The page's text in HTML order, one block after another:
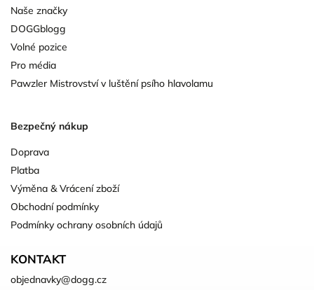
Naše značky
DOGGblogg
Volné pozice
Pro média
Pawzler Mistrovství v luštění psího hlavolamu
Bezpečný nákup
Doprava
Platba
Výměna & Vrácení zboží
Obchodní podmínky
Podmínky ochrany osobních údajů
KONTAKT
objednavky@dogg.cz